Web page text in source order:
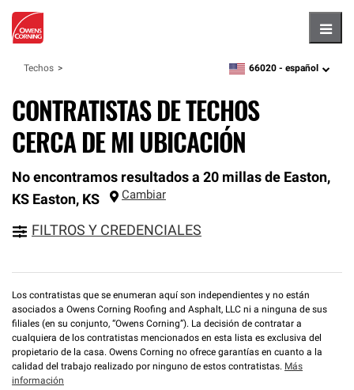
Techos zipcode,language
66020 - español
CONTRATISTAS DE TECHOS
CERCA DE MI UBICACIÓN
No encontramos resultados a 20 millas de Easton,
KS Easton, KS Cambiar
FILTROS Y CREDENCIALES
Los contratistas que se enumeran aquí son independientes y no están
asociados a Owens Corning Roofing and Asphalt, LLC ni a ninguna de sus
filiales (en su conjunto, “Owens Corning”). La decisión de contratar a
cualquiera de los contratistas mencionados en esta lista es exclusiva del
propietario de la casa. Owens Corning no ofrece garantías en cuanto a la
calidad del trabajo realizado por ninguno de estos contratistas. Más
información